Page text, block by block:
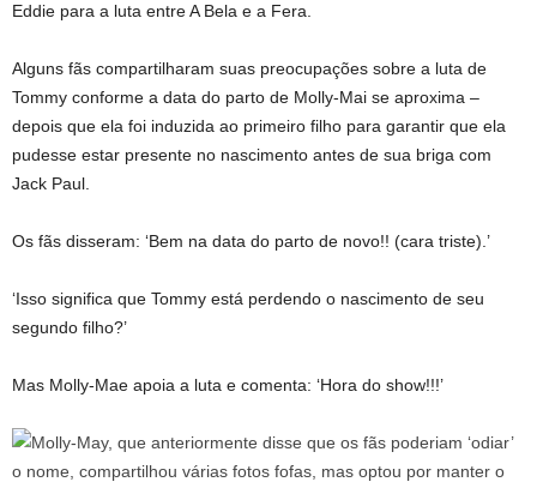
Eddie para a luta entre A Bela e a Fera.
Alguns fãs compartilharam suas preocupações sobre a luta de
Tommy conforme a data do parto de Molly-Mai se aproxima –
depois que ela foi induzida ao primeiro filho para garantir que ela
pudesse estar presente no nascimento antes de sua briga com
Jack Paul.
Os fãs disseram: ‘Bem na data do parto de novo!! (cara triste).’
‘Isso significa que Tommy está perdendo o nascimento de seu
segundo filho?’
Mas Molly-Mae apoia a luta e comenta: ‘Hora do show!!!’